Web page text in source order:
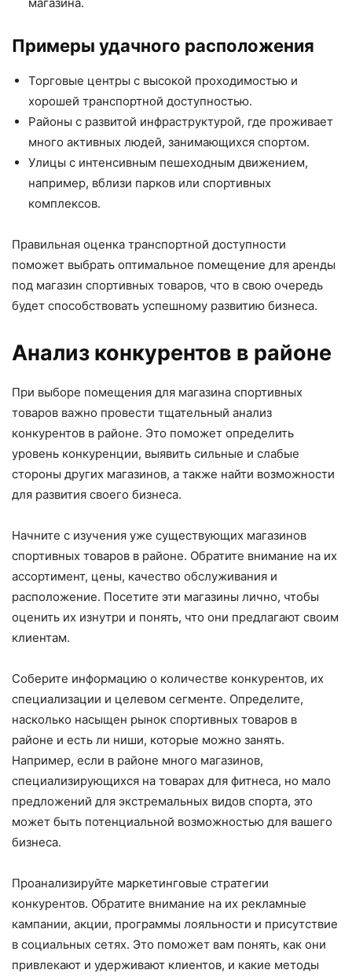
Примеры удачного расположения
Торговые центры с высокой проходимостью и
хорошей транспортной доступностью.
Районы с развитой инфраструктурой, где проживает
много активных людей, занимающихся спортом.
Улицы с интенсивным пешеходным движением,
например, вблизи парков или спортивных
комплексов.
Правильная оценка транспортной доступности
поможет выбрать оптимальное помещение для аренды
под магазин спортивных товаров, что в свою очередь
будет способствовать успешному развитию бизнеса.
Анализ конкурентов в районе
При выборе помещения для магазина спортивных
товаров важно провести тщательный анализ
конкурентов в районе. Это поможет определить
уровень конкуренции, выявить сильные и слабые
стороны других магазинов, а также найти возможности
для развития своего бизнеса.
Начните с изучения уже существующих магазинов
спортивных товаров в районе. Обратите внимание на их
ассортимент, цены, качество обслуживания и
расположение. Посетите эти магазины лично, чтобы
оценить их изнутри и понять, что они предлагают своим
клиентам.
Соберите информацию о количестве конкурентов, их
специализации и целевом сегменте. Определите,
насколько насыщен рынок спортивных товаров в
районе и есть ли ниши, которые можно занять.
Например, если в районе много магазинов,
специализирующихся на товарах для фитнеса, но мало
предложений для экстремальных видов спорта, это
может быть потенциальной возможностью для вашего
бизнеса.
Проанализируйте маркетинговые стратегии
конкурентов. Обратите внимание на их рекламные
кампании, акции, программы лояльности и присутствие
в социальных сетях. Это поможет вам понять, как они
привлекают и удерживают клиентов, и какие методы